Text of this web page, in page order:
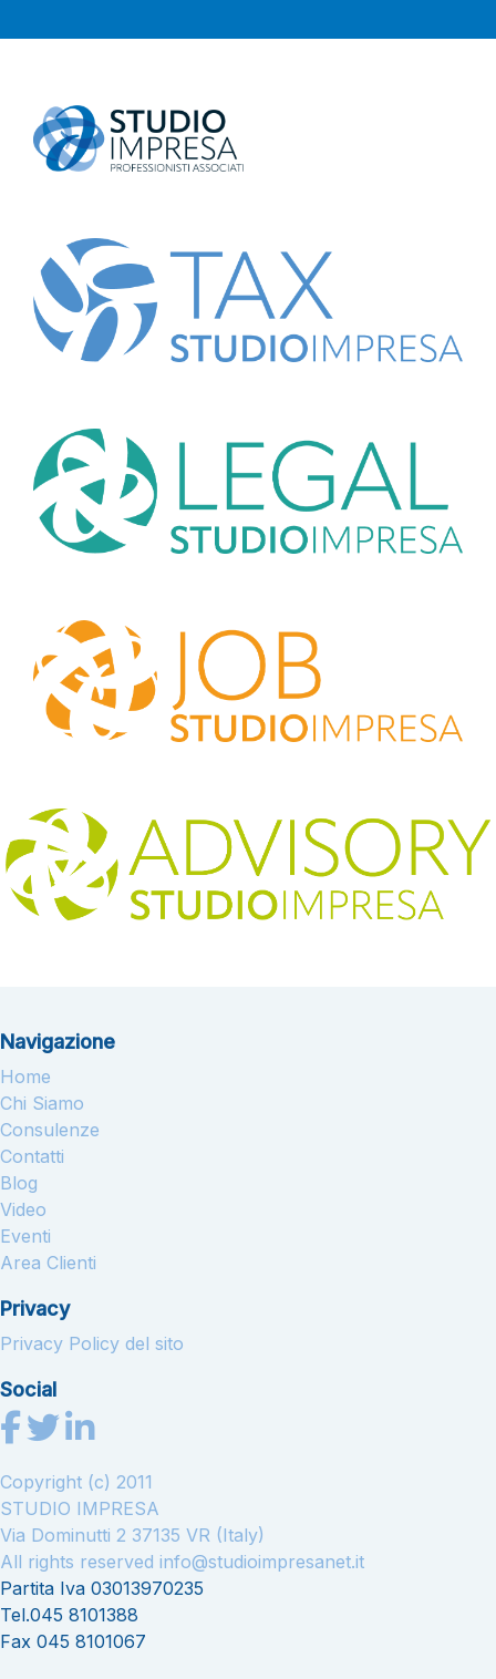
Navigazione
Home
Chi Siamo
Consulenze
Contatti
Blog
Video
Eventi
Area Clienti
Privacy
Privacy Policy del sito
Social
Copyright (c) 2011
STUDIO IMPRESA
Via Dominutti 2 37135 VR (Italy)
All rights reserved info@studioimpresanet.it
Partita Iva 03013970235
Tel.045 8101388
Fax 045 8101067